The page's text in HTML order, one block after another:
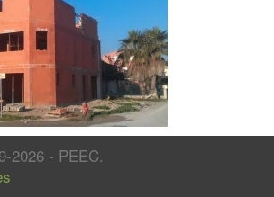
2026 - PEEC.